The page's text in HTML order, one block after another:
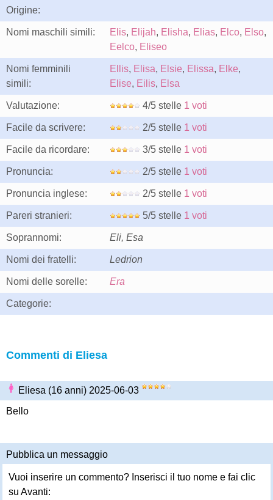
Origine:
Nomi maschili simili: Elis, Elijah, Elisha, Elias, Elco, Elso,
Eelco, Eliseo
Nomi femminili
simili:
Ellis, Elisa, Elsie, Elissa, Elke,
Elise, Eilis, Elsa
Valutazione: 4/5 stelle 1 voti
Facile da scrivere: 2/5 stelle 1 voti
Facile da ricordare: 3/5 stelle 1 voti
Pronuncia: 2/5 stelle 1 voti
Pronuncia inglese: 2/5 stelle 1 voti
Pareri stranieri: 5/5 stelle 1 voti
Soprannomi: Eli, Esa
Nomi dei fratelli: Ledrion
Nomi delle sorelle: Era
Categorie:
Commenti di Eliesa
Eliesa (16 anni) 2025-06-03
Bello
Pubblica un messaggio
Vuoi inserire un commento? Inserisci il tuo nome e fai clic
su Avanti: